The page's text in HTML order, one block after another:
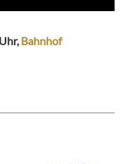
Bahnhof